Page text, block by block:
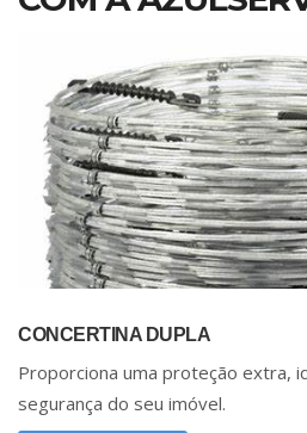
CONCERTINA DUPLA
Proporciona uma proteção extra,
segurança do seu imóvel.